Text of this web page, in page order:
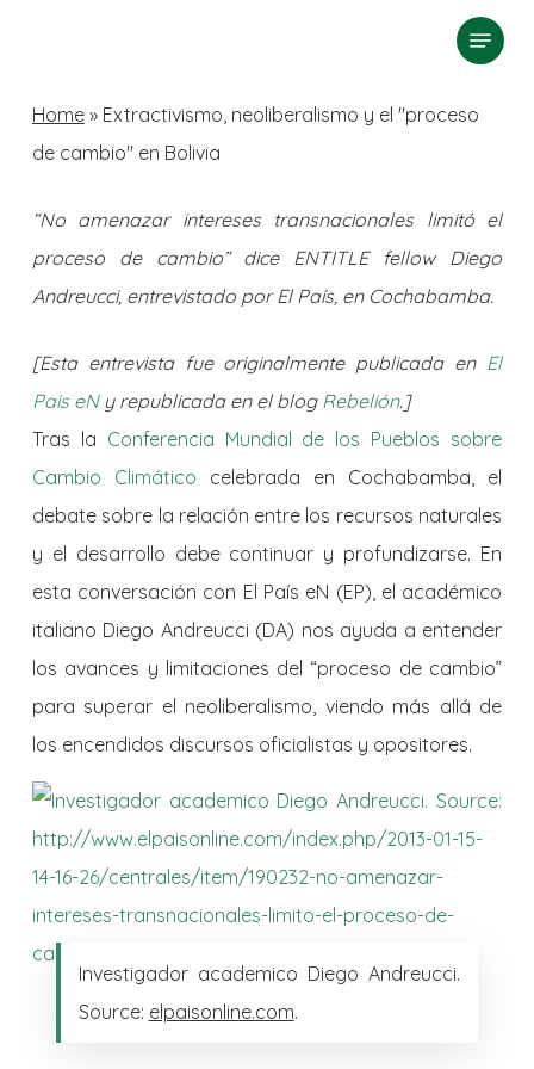
search
Menu
Home» Extractivismo, neoliberalismo y el "proceso
de cambio" en Bolivia
“No amenazar intereses transnacionales limitó el
proceso de cambio” dice ENTITLE fellow Diego
Andreucci, entrevistado por El País, en Cochabamba.
[Esta entrevista fue originalmente publicada en El
Pais eNy republicada en el blog Rebelión.]
Tras la Conferencia Mundial de los Pueblos sobre
Cambio Climático celebrada en Cochabamba, el
debate sobre la relación entre los recursos naturales
y el desarrollo debe continuar y profundizarse. En
esta conversación con El País eN (EP), el académico
italiano Diego Andreucci (DA) nos ayuda a entender
los avances y limitaciones del “proceso de cambio”
para superar el neoliberalismo, viendo más allá de
los encendidos discursos oficialistas y opositores.
Investigador academico Diego Andreucci.
Source: elpaisonline.com.
Menu